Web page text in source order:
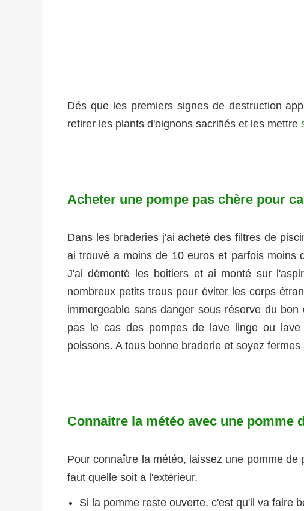
Dés que les premiers signes de destruction
retirer les plants d'oignons sacrifiés et les mettre
Acheter une pompe pas chère pour
Dans les braderies j'ai acheté des filtres de
ai trouvé a moins de 10 euros et parfois moins
J'ai démonté les boitiers et ai monté sur
nombreux petits trous pour éviter les corps
immergeable sans danger sous réserve du
pas le cas des pompes de lave linge ou
poissons. A tous bonne braderie et soyez
Connaitre la météo avec une pomme
Pour connaître la météo, laissez une pomme
faut quelle soit a l'extérieur.
Si la pomme reste ouverte, c'est qu'il va faire